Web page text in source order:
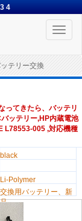
3 4
Toggle
テリー交換
ってきたら、バッテリ
ッテリー,HP内蔵電池
L78553-005 ,対応機種
black
Li-Polymer
交換用バッテリー、新
品